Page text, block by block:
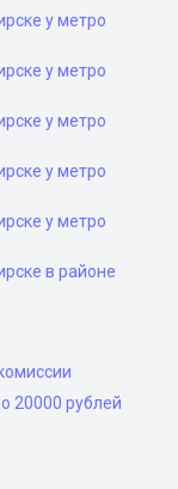
у метро
у метро
у метро
у метро
у метро
в районе
20000 рублей